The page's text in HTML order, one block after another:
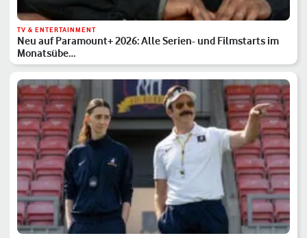
TV & ENTERTAINMENT
Neu auf Paramount+ 2026: Alle Serien- und Filmstarts im
Monatsübe…